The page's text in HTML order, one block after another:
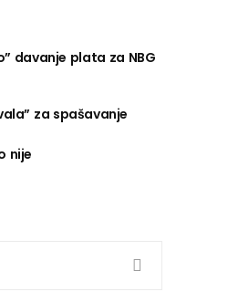
davanje plata za NBG
za spašavanje
nije